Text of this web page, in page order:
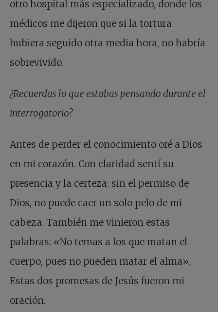
otro hospital más especializado, donde los
médicos me dijeron que si la tortura
hubiera seguido otra media hora, no habría
sobrevivido.
¿Recuerdas lo que estabas pensando durante el
interrogatorio?
Antes de perder el conocimiento oré a Dios
en mi corazón. Con claridad sentí su
presencia y la certeza: sin el permiso de
Dios, no puede caer un solo pelo de mi
cabeza. También me vinieron estas
palabras: «No temas a los que matan el
cuerpo, pues no pueden matar el alma».
Estas dos promesas de Jesús fueron mi
oración.